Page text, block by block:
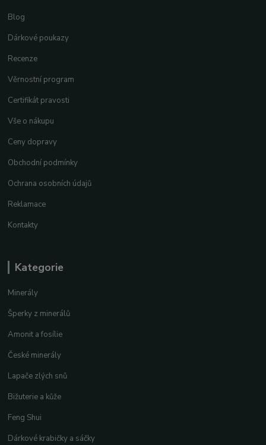
Blog
Dárkové poukazy
Recenze
Věrnostní program
Certifikát pravosti
Vše o nákupu
Ceny dopravy
Obchodní podmínky
Ochrana osobních údajů
Reklamace
Kontakty
Kategorie
Minerály
Šperky z minerálů
Amonit a fosílie
České minerály
Lapače zlých snů
Bižuterie a kůže
Feng Shui
Dárkové krabičky a sáčky